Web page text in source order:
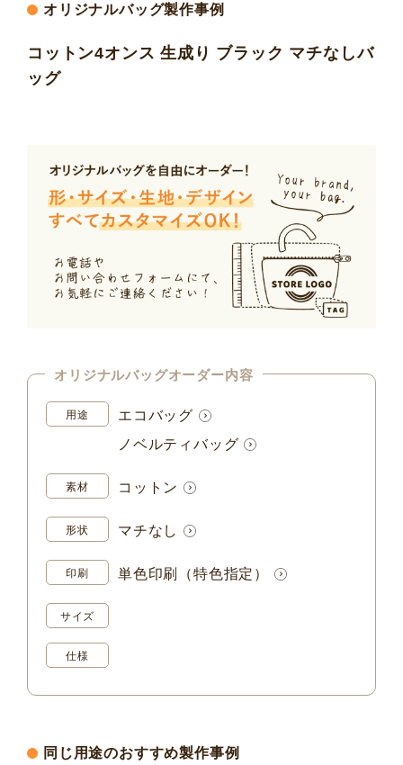
オリジナルバッグ製作事例
コットン4オンス 生成り ブラック マチなしバ
ッグ
オリジナルバッグオーダー内容
用途
エコバッグ
ノベルティバッグ
素材 コットン
形状 マチなし
印刷 単色印刷（特色指定）
サイズ
仕様
同じ用途のおすすめ製作事例